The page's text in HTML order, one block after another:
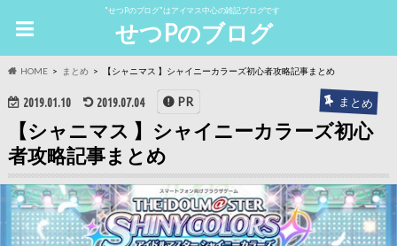
"せつPのブログ"はアイマス中心の雑記ブログです
せつPのブログ
HOME まとめ 【シャニマス 】シャイニーカラーズ初心者攻略記事まとめ
2019.01.10 2019.07.04 まとめ
PR
【シャニマス 】シャイニーカラーズ初心
者攻略記事まとめ